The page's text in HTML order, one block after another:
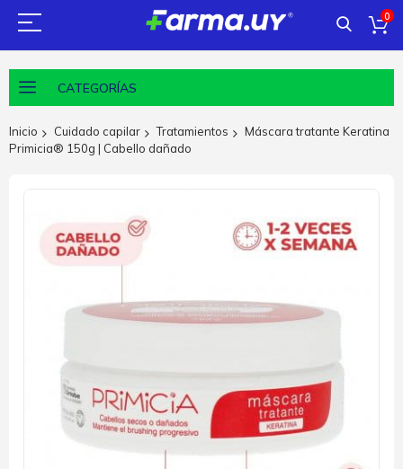
0
CATEGORÍAS
Inicio Cuidado capilar Tratamientos
Máscara tratante Keratina
Primicia® 150g | Cabello dañado